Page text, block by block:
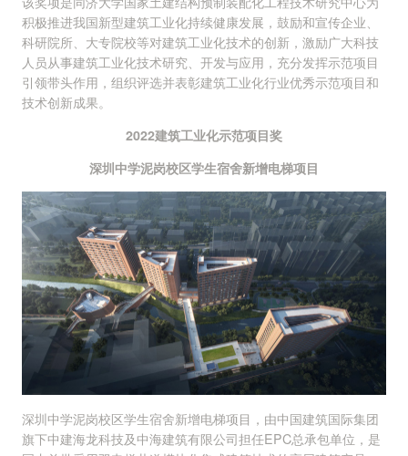
积极推进我国新型建筑工业化持续健康发展，鼓励和宣传企业、
科研院所、大专院校等对建筑工业化技术的创新，激励广大科技
人员从事建筑工业化技术研究、开发与应用，充分发挥示范项目
引领带头作用，组织评选并表彰建筑工业化行业优秀示范项目和
技术创新成果。
2022建筑工业化示范项目奖
深圳中学泥岗校区学生宿舍新增电梯项目
深圳中学泥岗校区学生宿舍新增电梯项目，由中国建筑国际集团
旗下中建海龙科技及中海建筑有限公司担任EPC总承包单位，是